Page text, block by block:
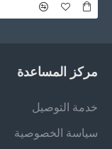
مركز المساعدة
خدمة التوصيل
سياسة الخصوصية